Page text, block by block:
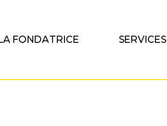
FONDATRICE SERVICES